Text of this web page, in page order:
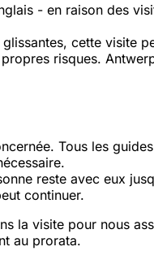
- en raison des
cette visite
risques.
Tous les
reste avec eux
continuer.
la visite pour nous
au prorata.